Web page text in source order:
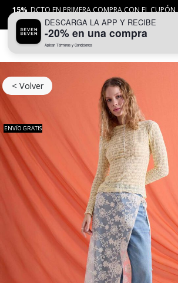
15% DCTO EN PRIMERA COMPRA CON EL CUPÓN
APLICANTYC
< Volver
ENVÍO GRATIS
DESCARGA LA APP Y RECIBE
-20% en una compra
Aplican Términos y Condiciones